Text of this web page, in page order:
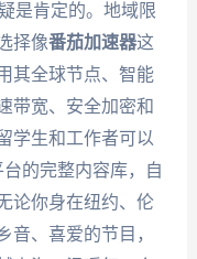
是肯定的。地域限
择像番茄加速器这
其全球节点、智能
带宽、安全加密和
学生和工作者可以
的完整内容库，自
论你身在纽约、伦
音、喜爱的节目，